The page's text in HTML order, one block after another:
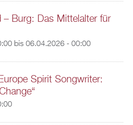
– Burg: Das Mittelalter für
bis 06.04.2026 - 00:00
Spirit Songwriter: